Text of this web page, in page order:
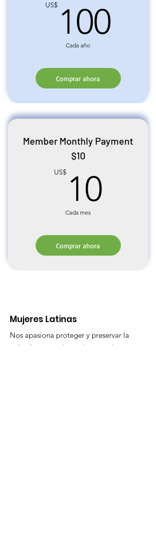
US$ 100
Cada año
Comprar ahora
Member Monthly Payment
$10
US$ 10
Cada mes
Comprar ahora
Mujeres Latinas
Nos apasiona proteger y preservar la
vida silvestre y el mundo natural.